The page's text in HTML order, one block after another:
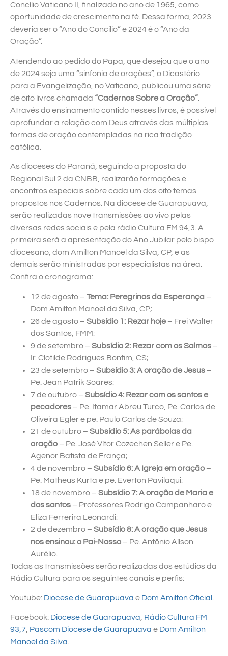
Concílio Vaticano II, finalizado no ano de 1965, como
oportunidade de crescimento na fé. Dessa forma, 2023
deveria ser o “Ano do Concílio” e 2024 é o “Ano da
Oração”.
Atendendo ao pedido do Papa, que desejou que o ano
de 2024 seja uma “sinfonia de orações”, o Dicastério
para a Evangelização, no Vaticano, publicou uma série
de oito livros chamada “Cadernos Sobre a Oração”
Através do ensinamento contido nesses livros, é possível
aprofundar a relação com Deus através das múltiplas
formas de oração contempladas na rica tradição
católica.
As dioceses do Paraná, seguindo a proposta do
Regional Sul 2 da CNBB, realizarão formações e
encontros especiais sobre cada um dos oito temas
propostos nos Cadernos. Na diocese de Guarapuava,
serão realizadas nove transmissões ao vivo pelas
diversas redes sociais e pela rádio Cultura FM 94,3. A
primeira será a apresentação do Ano Jubilar pelo bispo
diocesano, dom Amilton Manoel da Silva, CP, e as
demais serão ministradas por especialistas na área.
Confira o cronograma:
12 de agosto – Tema: Peregrinos da Esperança –
Dom Amilton Manoel da Silva, CP;
26 de agosto – Subsídio 1: Rezar hoje – Frei Walter
dos Santos, FMM;
9 de setembro – Subsídio 2: Rezar com os Salmos –
Ir. Clotilde Rodrigues Bonfim, CS;
23 de setembro – Subsídio 3: A oração de Jesus –
Pe. Jean Patrik Soares;
7 de outubro – Subsídio 4: Rezar com os santos e
pecadores – Pe. Itamar Abreu Turco, Pe. Carlos de
Oliveira Egler e pe. Paulo Carlos de Souza;
21 de outubro – Subsídio 5: As parábolas da
oração – Pe. José Vítor Cozechen Seller e Pe.
Agenor Batista de França;
4 de novembro – Subsídio 6: A Igreja em oração –
Pe. Matheus Kurta e pe. Everton Pavilaqui;
18 de novembro – Subsídio 7: A oração de Maria e
dos santos – Professores Rodrigo Campanharo e
Eliza Ferrerira Leonardi;
2 de dezembro – Subsídio 8: A oração que Jesus
nos ensinou: o Pai-Nosso – Pe. Antônio Aílson
Aurélio.
Todas as transmissões serão realizadas dos estúdios da
Rádio Cultura para os seguintes canais e perfis:
Youtube: Diocese de Guarapuava e Dom Amilton Oficial
Facebook: Diocese de Guarapuava, Rádio Cultura FM
93,7, Pascom Diocese de Guarapuava e Dom Amilton
Manoel da Silva.